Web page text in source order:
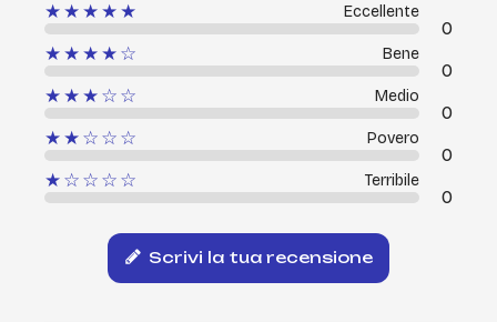
★★★★★ Eccellente
0
★★★★☆
Bene
0
★★★☆☆
Medio
0
★★☆☆☆
Povero
0
★☆☆☆☆
Terribile
0
Scrivi la tua recensione